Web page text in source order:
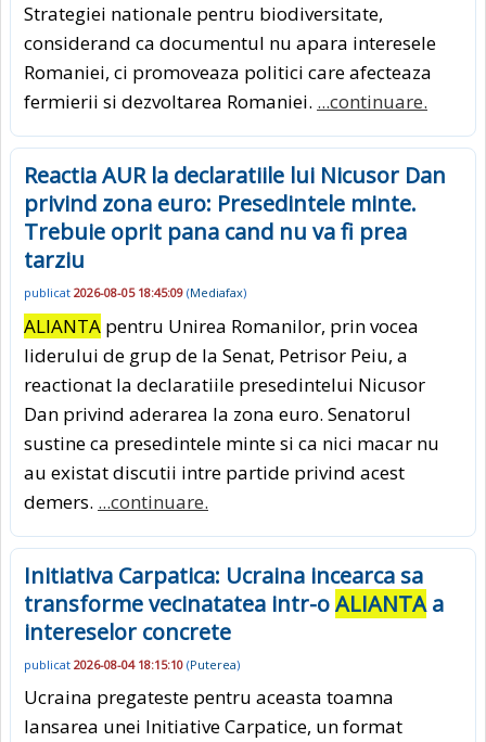
Strategiei nationale pentru biodiversitate,
considerand ca documentul nu apara interesele
Romaniei, ci promoveaza politici care afecteaza
fermierii si dezvoltarea Romaniei. ...continuare.
Reactia AUR la declaratiile lui Nicusor Dan
privind zona euro: Presedintele minte.
Trebuie oprit pana cand nu va fi prea
tarziu
publicat 2026-08-05 18:45:09 (Mediafax)
ALIANTA pentru Unirea Romanilor, prin vocea
liderului de grup de la Senat, Petrisor Peiu, a
reactionat la declaratiile presedintelui Nicusor
Dan privind aderarea la zona euro. Senatorul
sustine ca presedintele minte si ca nici macar nu
au existat discutii intre partide privind acest
demers. ...continuare.
Initiativa Carpatica: Ucraina incearca sa
transforme vecinatatea intr-oALIANTAa
intereselor concrete
publicat 2026-08-04 18:15:10 (Puterea)
Ucraina pregateste pentru aceasta toamna
lansarea unei Initiative Carpatice, un format